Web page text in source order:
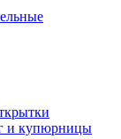
и купюрницы